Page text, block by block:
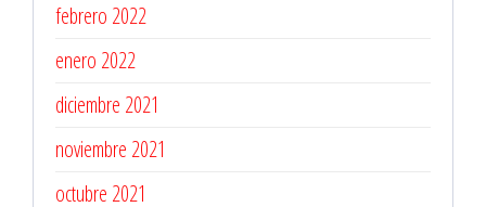
febrero 2022
enero 2022
diciembre 2021
noviembre 2021
octubre 2021